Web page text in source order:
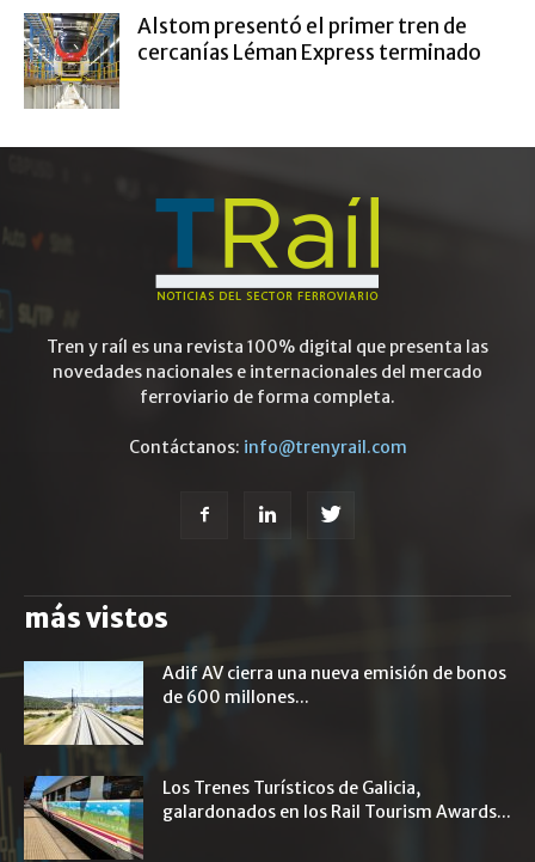
Alstom presentó el primer tren de
cercanías Léman Express terminado
Tren y raíl es una revista 100% digital que presenta las
novedades nacionales e internacionales del mercado
ferroviario de forma completa.
Contáctanos: info@trenyrail.com
más vistos
Adif AV cierra una nueva emisión de bonos
de 600 millones...
Los Trenes Turísticos de Galicia,
galardonados en los Rail Tourism Awards...